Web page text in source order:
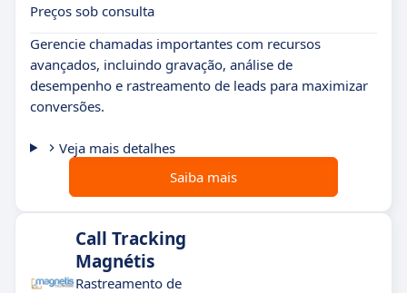
Preços sob consulta
Gerencie chamadas importantes com recursos
avançados, incluindo gravação, análise de
desempenho e rastreamento de leads para maximizar
conversões.
Veja mais detalhes
Saiba mais
Call Tracking
Magnétis
Rastreamento de